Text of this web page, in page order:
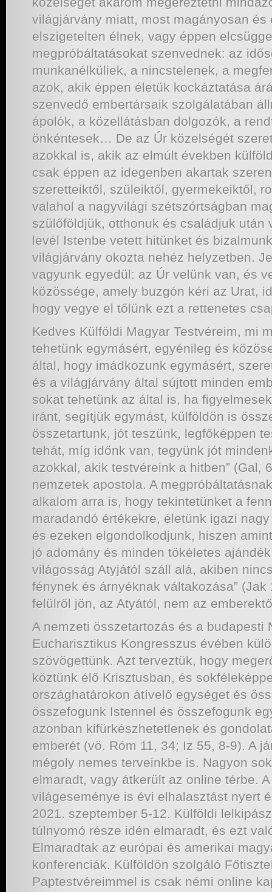
világjárvány miatt, most magányosan és
elszigetelten élnek, vagy éppen
megpróbáltatásokat szenvednek: az
munkanélküliek, a nincstelenek, a
azok, akik éppen életük kockáztatása
szenvedő embertársaik szolgálatában
ápolók, a közellátásban dolgozók, a
önkéntesek… De az Úr közelségét
azokkal is, akik az elmúlt években
csak éppen az idegenben akartak
szeretteiktől, szüleiktől, gyermekeiktől,
valahol a nagyvilági szétszórtságban
szülőföldjük, otthonuk és családjuk után
levél Istenbe vetett hitünket és
világjárvány okozta nehéz helyzetben.
vagyunk egyedül: az Úr velünk van, és
közössége, amely buzgón kéri az Urat,
hogy vegye el tőlünk ezt a rettenetes
Kedves Külföldi Magyar Testvéreim, mi
tehetünk egymásért, egyénileg és
által, hogy imádkozunk egymásért,
és a világjárvány által sújtott minden
sokat tehetünk az által is, ha
iránt, segítjük egymást, külföldön is
összetartunk, jót teszünk, legfőképpen
tehát, míg időnk van, tegyünk jót
azokkal, akik testvéreink a hitben” (Gal,
nemzetek apostola. A
alkalom arra is, hogy tekintetünket a
maradandó értékekre, életünk igazi
és ezeken elgondolkodjunk, hiszen
jó adomány és minden tökéletes
világosság Atyjától száll alá, akiben
fénynek és árnyéknak váltakozása” (Jak
felülről jön, az Atyától, nem az
A nemzeti összetartozás és a budapesti
Eucharisztikus Kongresszus évében
szövögettünk. Azt terveztük, hogy
köztünk élő Krisztusban, és
országhatárokon átívelő egységet és
összefogunk Istennel és összefogunk
azonban kifürkészhetetlenek és
emberét (vö. Róm 11, 34; Iz 55, 8-9). A
mégoly nemes terveinkbe is. Nagyon
elmaradt, vagy átkerült az online térbe.
világeseménye is évi elhalasztást nyert
2021. szeptember 5-12. Külföldi
túlnyomó része idén elmaradt, és ezt
Elmaradtak az európai és amerikai
konferenciák. Külföldön szolgáló
Paptestvéreimmel is csak némi online